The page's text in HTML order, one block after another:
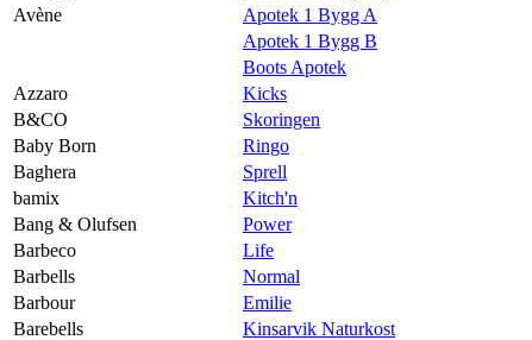
Avène
Apotek 1 Bygg A
Apotek 1 Bygg B
Boots Apotek
Azzaro
Kicks
B&CO
Skoringen
Baby Born
Ringo
Baghera
Sprell
bamix
Kitch'n
Bang & Olufsen
Power
Barbeco
Life
Barbells
Normal
Barbour
Emilie
Barebells
Kinsarvik Naturkost